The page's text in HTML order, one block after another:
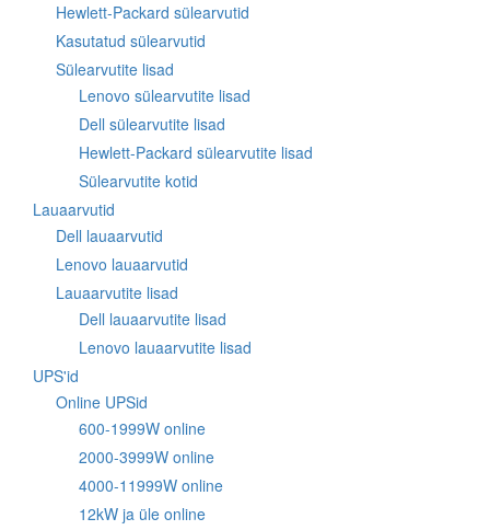
Hewlett-Packard sülearvutid
Kasutatud sülearvutid
Sülearvutite lisad
Lenovo sülearvutite lisad
Dell sülearvutite lisad
Hewlett-Packard sülearvutite lisad
Sülearvutite kotid
Lauaarvutid
Dell lauaarvutid
Lenovo lauaarvutid
Lauaarvutite lisad
Dell lauaarvutite lisad
Lenovo lauaarvutite lisad
UPS'id
Online UPSid
600-1999W online
2000-3999W online
4000-11999W online
12kW ja üle online